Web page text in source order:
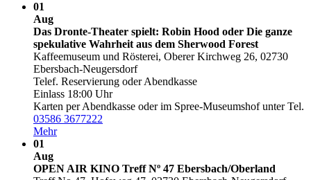
01
Aug
Das Dronte-Theater spielt: Robin Hood oder Die ganze
spekulative Wahrheit aus dem Sherwood Forest
Kaffeemuseum und Rösterei, Oberer Kirchweg 26, 02730
Ebersbach-Neugersdorf
Telef. Reservierung oder Abendkasse
Einlass 18:00 Uhr
Karten per Abendkasse oder im Spree-Museumshof unter Tel.
03586 3677222
Mehr
01
Aug
OPEN AIR KINO Treff Nº 47 Ebersbach/­Oberland